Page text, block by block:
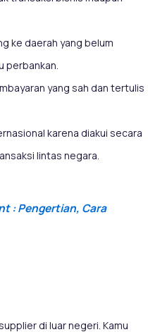
ke daerah yang belum
perbankan.
yang sah dan tertulis
karena diakui secara
lintas negara.
: Pengertian, Cara
di luar negeri. Kamu